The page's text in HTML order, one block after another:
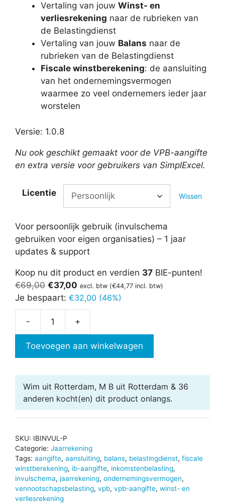
Vertaling van jouw Winst- en
verliesrekening naar de rubrieken van
de Belastingdienst
Vertaling van jouw Balans naar de
rubrieken van de Belastingdienst
Fiscale winstberekening: de aansluiting
van het ondernemingsvermogen
waarmee zo veel ondernemers ieder jaar
worstelen
Versie: 1.0.8
Nu ook geschikt gemaakt voor de VPB-aangifte
en extra versie voor gebruikers van SimplExcel.
Licentie Wissen
Voor persoonlijk gebruik (invulschema
gebruiken voor eigen organisaties) – 1 jaar
updates & support
Koop nu dit product en verdien 37 BIE-punten!
€69,00 Oorspronkelijke
prijs
was:
€69,00.
€37,00 Huidige
prijs
is:
€37,00.
excl. btw (€44,77 incl. btw)
Je bespaart: €32,00 (46%)
-
invulschema
+
Toevoegen aan winkelwagen
Wim uit Rotterdam, M B uit Rotterdam & 36
anderen kocht(en) dit product onlangs.
SKU: IBINVUL-P
Categorie: Jaarrekening
Tags: aangifte, aansluiting, balans, belastingdienst, fiscale
winstberekening, ib-aangifte, inkomstenbelasting,
invulschema, jaarrekening, ondernemingsvermogen,
vennootschapsbelasting, vpb, vpb-aangifte, winst- en
verliesrekening